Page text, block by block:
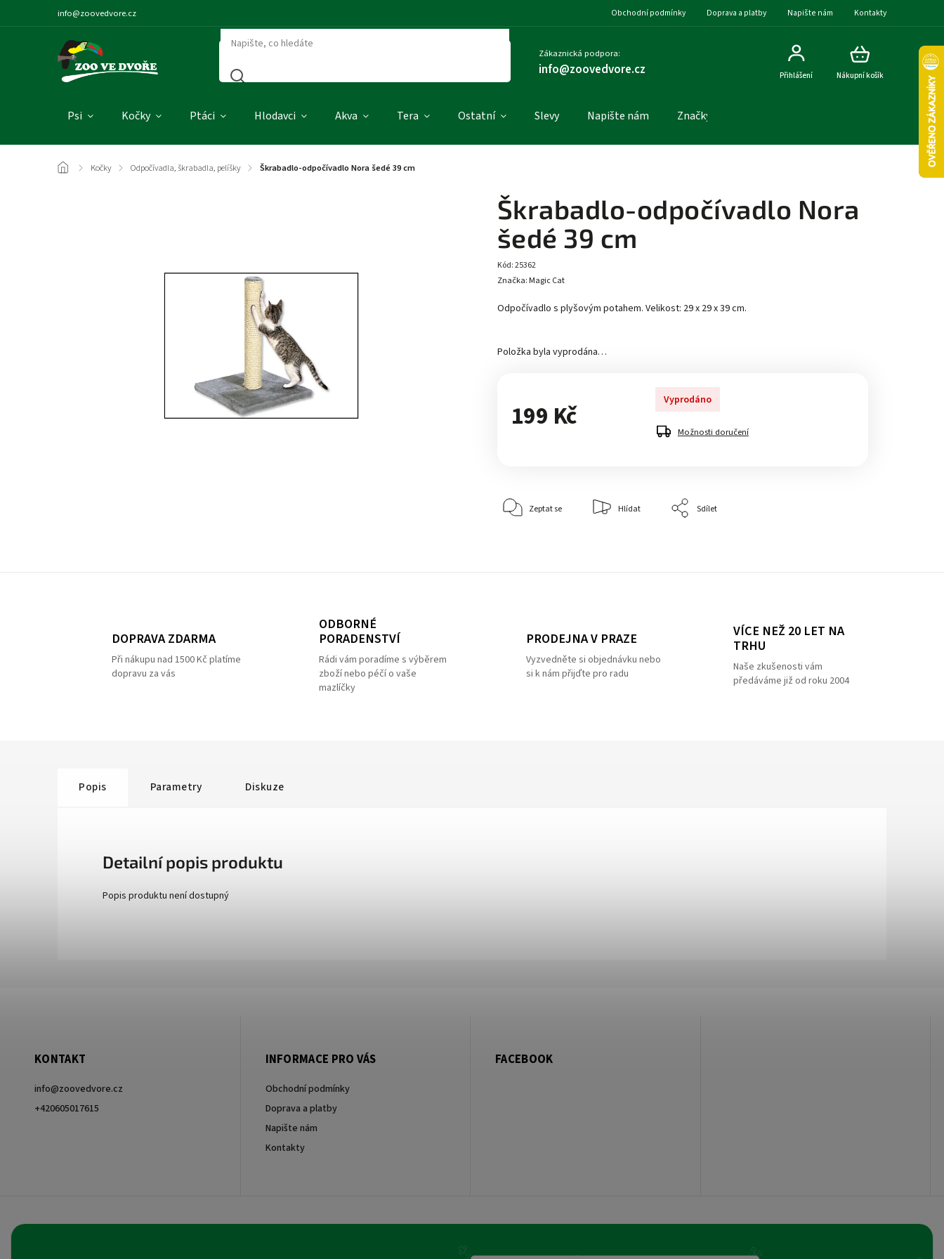
info@zoovedvore.cz Obchodní podmínky Doprava a platby Napište nám Kontakty
Zákaznická podpora:
info@zoovedvore.cz Nákupní košík
Přihlášení
Psi Kočky Ptáci Hlodavci Akva Tera Ostatní Slevy Napište nám Značky
/ Kočky / Odpočívadla, škrabadla, pelíšky / Škrabadlo-odpočívadlo Nora šedé 39 cm
Škrabadlo-odpočívadlo Nora
šedé 39 cm
Kód:25362
Odpočívadlo s plyšovým potahem. Velikost: 29 x 29 x 39 cm.
Značka: Magic Cat
Položka byla vyprodána…
199 Kč
Vyprodáno
Možnosti doručení
Zeptat se Hlídat Sdílet
DOPRAVA ZDARMA
Při nákupu nad 1500 Kč platíme
dopravu za vás
ODBORNÉ
PORADENSTVÍ
Rádi vám poradíme s výběrem
zboží nebo péčí o vaše
mazlíčky
PRODEJNA V PRAZE
Vyzvedněte si objednávku nebo
si k nám přijďte pro radu
VÍCE NEŽ 20 LET NA
TRHU
Naše zkušenosti vám
předáváme již od roku 2004
Popis Parametry Diskuze
Detailní popis produktu
Popis produktu není dostupný
KONTAKT
info@zoovedvore.cz
+420605017615
INFORMACE PRO VÁS
Obchodní podmínky
Doprava a platby
Napište nám
Kontakty
FACEBOOK